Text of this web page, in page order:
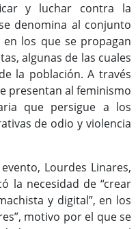
y luchar contra la
denomina al conjunto
los que se propagan
algunas de las cuales
la población. A través
presentan al feminismo
que persigue a los
de odio y violencia
Lourdes Linares,
la necesidad de “crear
y digital”, en los
motivo por el que se